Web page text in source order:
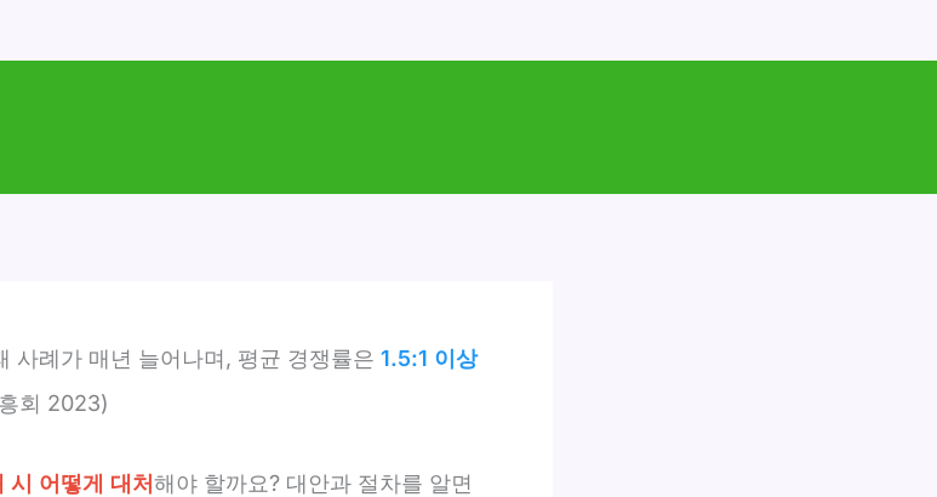
사례가 매년 늘어나며, 평균 경쟁률은 1.5:1 이상
회 2023)
시 어떻게 대처해야 할까요? 대안과 절차를 알면